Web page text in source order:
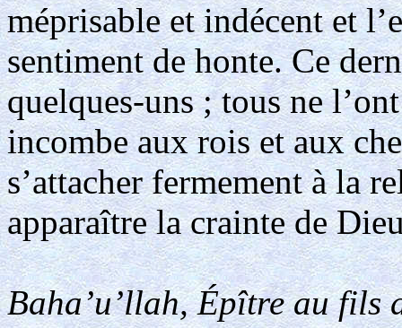
méprisable et indécent et
sentiment de honte. Ce
quelques-uns ; tous ne
incombe aux rois et aux
s’attacher fermement à la
apparaître la crainte de
Baha’u’llah, Épître au fils